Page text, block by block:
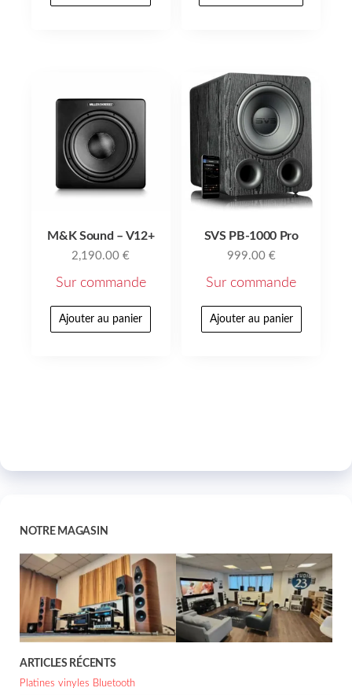
M&K Sound – V12+
2,190.00€
Sur commande
Ajouter au panier
SVS PB-1000 Pro
999.00 €
Sur commande
Ajouter au panier
NOTRE MAGASIN
ARTICLES RÉCENTS
Platines vinyles Bluetooth